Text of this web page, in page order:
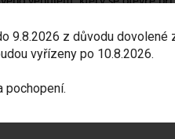
by došlo k napěněnění piva.
9.8.2026 z důvodu dovolené
vyřízeny po 10.8.2026.
pochopení.